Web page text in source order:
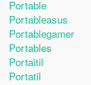
Portable
Portableasus
Portablegamer
Portables
Portaitil
Portatil